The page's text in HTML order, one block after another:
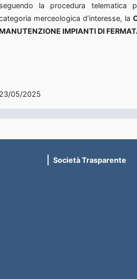
seguendo la procedura telematica
merceologica d’interesse, la
MANUTENZIONE IMPIANTI DI
23/05/2025
Società Trasparente